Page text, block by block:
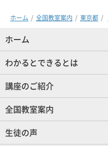
ホーム 全国教室案内 東京都
ホーム
わかるとできるとは
講座のご紹介
全国教室案内
生徒の声